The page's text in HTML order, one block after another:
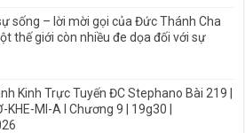
sống – lời mời gọi của Đức Thánh Cha
thế giới còn nhiều đe dọa đối với sự
Kinh Trực Tuyến ĐC Stephano Bài 219 |
KHE-MI-A I Chương 9 | 19g30 |